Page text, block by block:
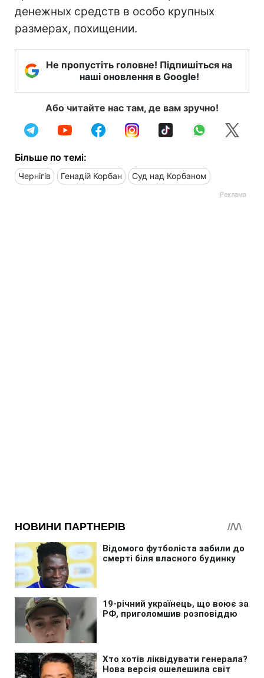
денежных средств в особо крупных
размерах, похищении.
Не пропустіть головне! Підпишіться на
наші оновлення в Google!
Або читайте нас там, де вам зручно!
Більше по темі:
Чернігів Генадій Корбан Суд над Корбаном